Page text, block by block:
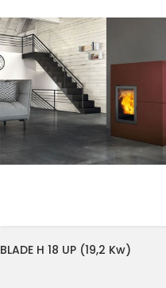
BLADE H 18 UP (19,2 Kw)